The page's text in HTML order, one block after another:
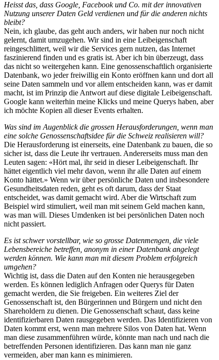
Heisst das, dass Google, Facebook und Co. mit der innovativen
Nutzung unserer Daten Geld verdienen und für die anderen nichts
bleibt?
Nein, ich glaube, das geht auch anders, wir haben nur noch nicht
gelernt, damit umzugehen. Wir sind in eine Leibeigenschaft
reingeschlittert, weil wir die Services gern nutzen, das Internet
faszinierend finden und es gratis ist. Aber ich bin überzeugt, dass
das nicht so weitergehen kann. Eine genossenschaftlich organisierte
Datenbank, wo jeder freiwillig ein Konto eröffnen kann und dort all
seine Daten sammeln und vor allem entscheiden kann, was er damit
macht, ist im Prinzip die Antwort auf diese digitale Leibeigenschaft.
Google kann weiterhin meine Klicks und meine Querys haben, aber
ich möchte Kopien all dieser Events erhalten.
Was sind im Augenblick die grossen Herausforderungen, wenn man
eine solche Genossenschaftsidee für die Schweiz realisieren will?
Die Herausforderung ist einerseits, eine Datenbank zu bauen, die so
sicher ist, dass die Leute ihr vertrauen. Andererseits muss man den
Leuten sagen: «Hört mal, ihr seid in dieser Leibeigenschaft. Ihr
hättet eigentlich viel mehr davon, wenn ihr alle Daten auf einem
Konto hättet.» Wenn wir über persönliche Daten und insbesondere
Gesundheitsdaten reden, geht es oft darum, dass der Staat
entscheidet, was damit gemacht wird. Aber die Wirtschaft zum
Beispiel wird stimuliert, weil man mit seinem Geld machen kann,
was man will. Dieses Umdenken ist bei persönlichen Daten noch
nicht passiert.
Es ist schwer vorstellbar, wie so grosse Datenmengen, die viele
Lebensbereiche betreffen, anonym in einer Datenbank angelegt
werden können. Wie kann man mit diesem Problem erfolgreich
umgehen?
Wichtig ist, dass die Daten auf den Konten nie herausgegeben
werden. Es können lediglich Anfragen oder Querys für Daten
gemacht werden, die Sie freigeben. Ein weiteres Ziel der
Genossenschaft ist, den Bürgerinnen und Bürgern und nicht den
Shareholdern zu dienen. Die Genossenschaft schaut, dass keine
identifizierbaren Daten rausgegeben werden. Das Identifizieren von
Daten kommt erst, wenn man mehrere Silos von Daten hat. Wenn
man diese zusammenführen würde, könnte man nach und nach die
betreffenden Personen identifizieren. Das kann man nie ganz
vermeiden, aber man kann es minimieren.